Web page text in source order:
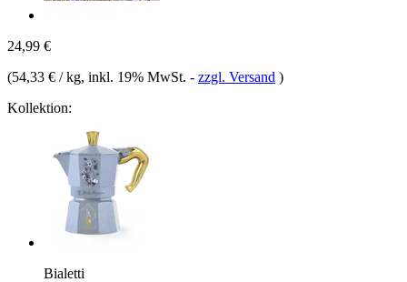
24,99 €
(54,33 € / kg, inkl. 19% MwSt. - zzgl. Versand )
Kollektion:
Bialetti